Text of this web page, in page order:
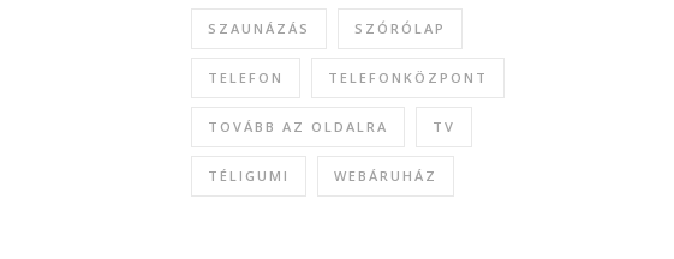
SZAUNÁZÁS SZÓRÓLAP
TELEFON TELEFONKÖZPONT
TOVÁBB AZ OLDALRA TV
TÉLIGUMI WEBÁRUHÁZ